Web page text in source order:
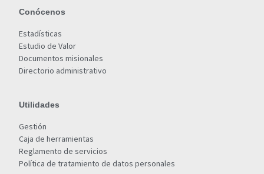
Conócenos
Estadísticas
Estudio de Valor
Documentos misionales
Directorio administrativo
Utilidades
Gestión
Caja de herramientas
Reglamento de servicios
Política de tratamiento de datos personales